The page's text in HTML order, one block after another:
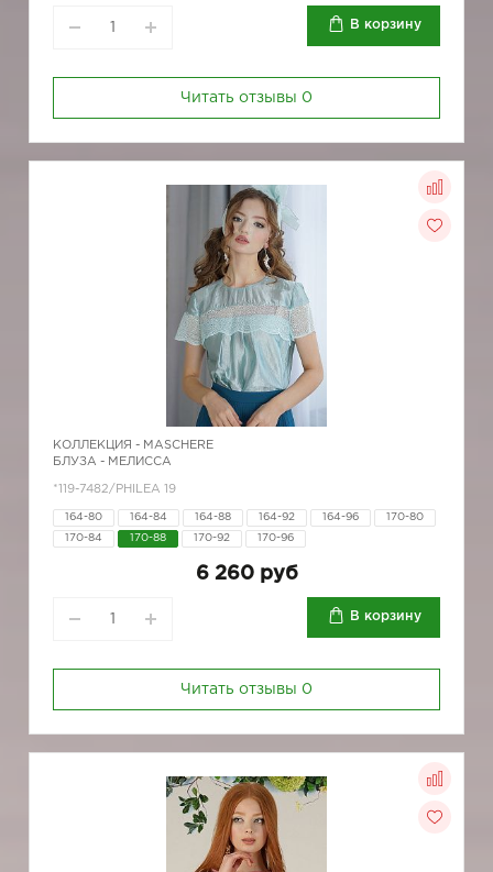
В корзину
Читать отзывы 0
КОЛЛЕКЦИЯ - MASCHERE
БЛУЗА - МЕЛИССА
*119-7482/PHILEA 19
164-80 164-84 164-88 164-92 164-96 170-80
170-84 170-88 170-92 170-96
6 260 руб
В корзину
Читать отзывы 0